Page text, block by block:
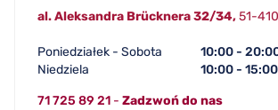
al. Aleksandra Brücknera 32/34,51-
Poniedziałek - Sobota
10:00 -
Niedziela
10:00 -
71 725 89 21 - Zadzwoń do nas